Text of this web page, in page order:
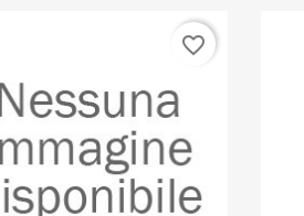
favorite_border